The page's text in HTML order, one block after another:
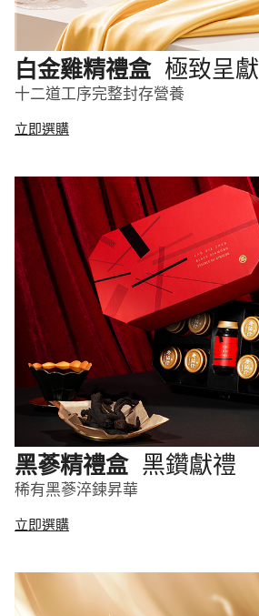
白金雞精禮盒 極致呈獻
十二道工序完整封存營養
立即選購
黑蔘精禮盒 黑鑽獻禮
稀有黑蔘淬鍊昇華
立即選購